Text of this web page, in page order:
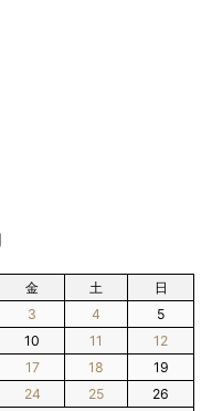
金 土
日
3 4
5
10 11
12
17 18
19
24 25
26